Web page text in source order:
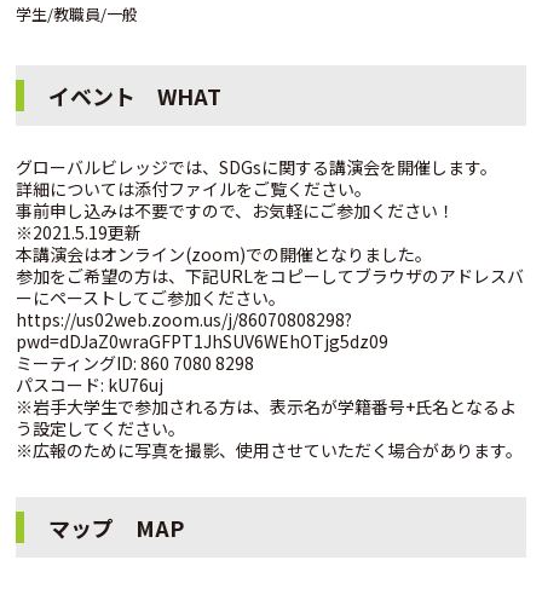
学生/教職員/一般
イベント WHAT
グローバルビレッジでは、SDGsに関する講演会を開催します。
詳細については添付ファイルをご覧ください。
事前申し込みは不要ですので、お気軽にご参加ください！
※2021.5.19更新
本講演会はオンライン(zoom)での開催となりました。
参加をご希望の方は、下記URLをコピーしてブラウザのアドレスバ
ーにペーストしてご参加ください。
https://us02web.zoom.us/j/86070808298?
pwd=dDJaZ0wraGFPT1JhSUV6WEhOTjg5dz09
ミーティングID: 860 7080 8298
パスコード: kU76uj
※岩手大学生で参加される方は、表示名が学籍番号+氏名となるよ
う設定してください。
※広報のために写真を撮影、使用させていただく場合があります。
マップ MAP